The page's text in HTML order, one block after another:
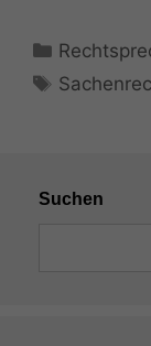
Suchen